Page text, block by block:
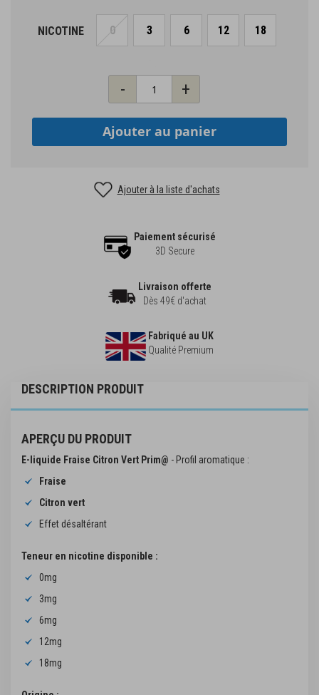
NICOTINE 0 3 6 12 18
- +
Ajouter au panier
Ajouter à la liste d'achats
Paiement sécurisé
3D Secure
Livraison offerte
Dès 49€ d'achat
Fabriqué au UK
Qualité Premium
DESCRIPTION PRODUIT
APERÇU DU PRODUIT
E-liquide Fraise Citron Vert Prim@ - Profil aromatique :
Fraise
Citron vert
Effet désaltérant
Teneur en nicotine disponible :
0mg
3mg
6mg
12mg
18mg